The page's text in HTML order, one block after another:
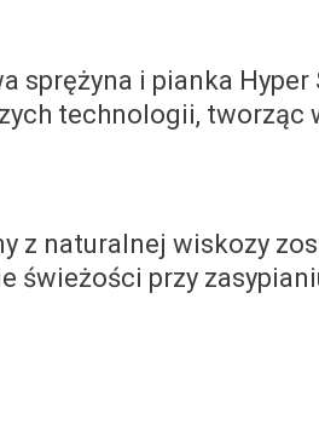
sprężyna i pianka
technologii,
z naturalnej wiskozy
świeżości przy